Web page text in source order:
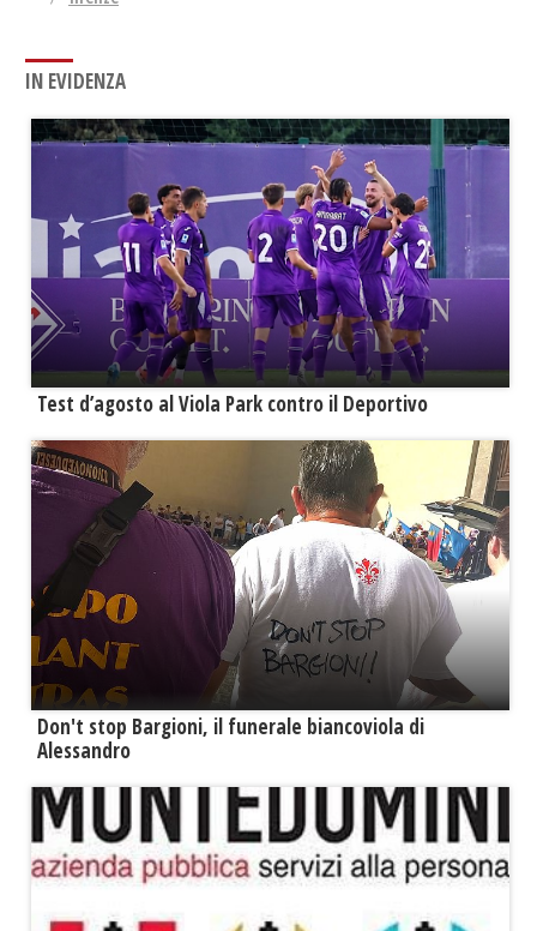
IN EVIDENZA
Test d’agosto al Viola Park contro il Deportivo
Don't stop Bargioni, il funerale biancoviola di
Alessandro